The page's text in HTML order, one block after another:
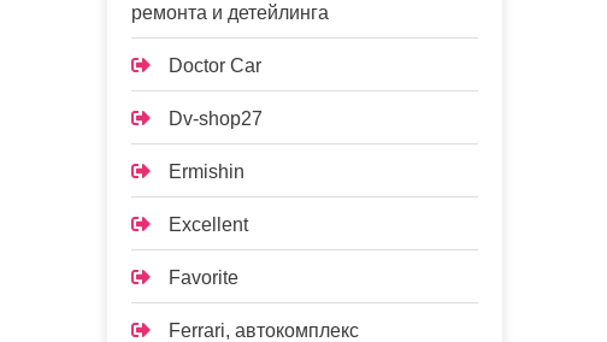
ремонта и детейлинга
Doctor Car
Dv-shop27
Ermishin
Excellent
Favorite
Ferrari, автокомплекс